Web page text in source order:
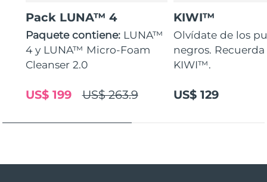
Pack LUNA™ 4
Paquete contiene: LUNA™
4 y LUNA™ Micro-Foam
Cleanser 2.0
US$ 263.9
US$ 199
KIWI™
Olvídate de los
negros.
KIWI™.
US$ 129